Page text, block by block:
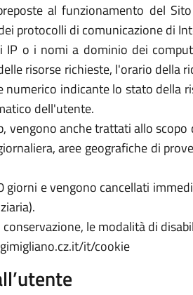
al funzionamento del
protocolli di comunicazione di
o i nomi a dominio dei
risorse richieste, l'orario
indicante lo stato della
dell'utente.
vengono anche trattati allo
aree geografiche di
e vengono cancellati
le modalità di
it/cookie